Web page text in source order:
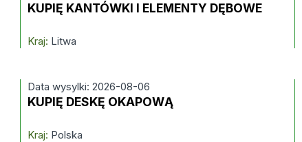
KUPIĘ KANTÓWKI I ELEMENTY DĘBOWE
Kraj: Litwa
Data wysylki: 2026-08-06
KUPIĘ DESKĘ OKAPOWĄ
Kraj: Polska